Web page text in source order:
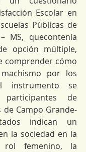
Escolar en
Públicas de
MS, quecontenía
opción múltiple,
comprender cómo
por los
instrumento se
de
de Campo Grande-
indican un
la sociedad en la
rol femenino, la